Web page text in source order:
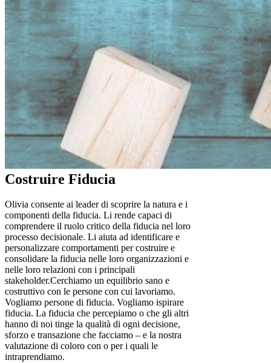
Costruire Fiducia
Olivia consente ai leader di scoprire la natura e i
componenti della fiducia. Li rende capaci di
comprendere il ruolo critico della fiducia nel loro
processo decisionale. Li aiuta ad identificare e
personalizzare comportamenti per costruire e
consolidare la fiducia nelle loro organizzazioni e
nelle loro relazioni con i principali
stakeholder.Cerchiamo un equilibrio sano e
costruttivo con le persone con cui lavoriamo.
Vogliamo persone di fiducia. Vogliamo ispirare
fiducia. La fiducia che percepiamo o che gli altri
hanno di noi tinge la qualità di ogni decisione,
sforzo e transazione che facciamo – e la nostra
valutazione di coloro con o per i quali le
intraprendiamo.